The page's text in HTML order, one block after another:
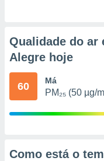
ou opor-
qualquer
em “
na
Qualidade do ar
Alegre hoje
60 Má
PM₂₅ (50 µg/
Como está o